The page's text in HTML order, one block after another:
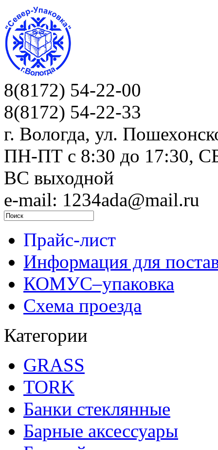
8(8172) 54-22-00
8(8172) 54-22-33
г. Вологда, ул.
ПН-ПТ c 8:30 до 17:30,
ВС выходной
e-mail: 1234ada@mail.ru
Прайс-лист
Информация для
КОМУС–упаковка
Схема проезда
Категории
GRASS
TORK
Банки стеклянные
Барные аксессуары